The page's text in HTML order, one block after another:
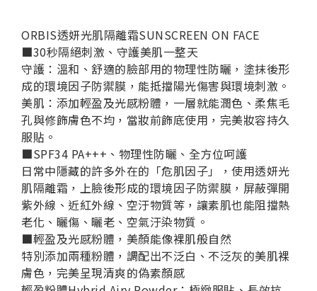
ORBIS透妍光肌隔離霜SUNSCREEN ON FACE
■30秒隔絕刺激、守護美肌一整天
守護： 溫和、舒適的臉部用的物理性防曬，塗抹後形
成的環境因子防禦膜，能抵擋陽光傷害與環境刺激。
美肌： 添加輕盈及光感粉體，一層就能潤色、柔焦毛
孔與修飾膚色不均，當妝前飾底使用，完美妝容持久
服貼。
■SPF34 PA+++、物理性防曬、全方位呵護
日常中隱藏的許多外在的「危肌因子」，使用透妍光
肌隔離霜，上臉後形成的環境因子防禦膜，屏蔽彈開
紫外線、近紅外線、空汙物質等，讓素肌也能阻擋熱
老化、曬傷、曬老、空氣汙染物質。
■輕盈及光感粉體，美顏能像裸肌般自然
特別添加兩種粉體，調配出不泛白、不泛灰的美肌裸
膚色，完美呈現清爽的偽素顏感